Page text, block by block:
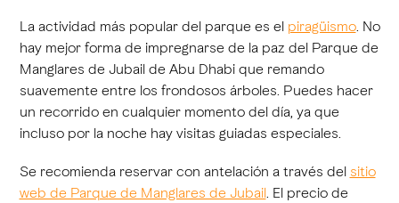
La actividad más popular del parque es el piragüismo. No
hay mejor forma de impregnarse de la paz del Parque de
Manglares de Jubail de Abu Dhabi que remando
suavemente entre los frondosos árboles. Puedes hacer
un recorrido en cualquier momento del día, ya que
incluso por la noche hay visitas guiadas especiales.
Se recomienda reservar con antelación a través del sitio
web de Parque de Manglares de Jubail. El precio de